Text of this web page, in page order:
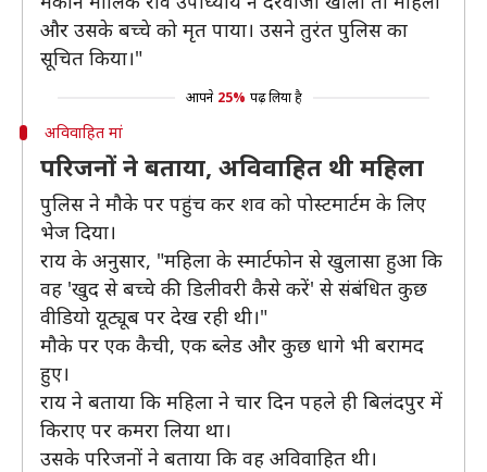
और उसके बच्चे को मृत पाया। उसने तुरंत पुलिस का
सूचित किया।"
आपने 25% पढ़ लिया है
अविवाहित मां
परिजनों ने बताया, अविवाहित थी महिला
पुलिस ने मौके पर पहुंच कर शव को पोस्टमार्टम के लिए
भेज दिया।
राय के अनुसार, "महिला के स्मार्टफोन से खुलासा हुआ कि
वह 'खुद से बच्चे की डिलीवरी कैसे करें' से संबंधित कुछ
वीडियो यूट्यूब पर देख रही थी।"
मौके पर एक कैची, एक ब्लेड और कुछ धागे भी बरामद
हुए।
राय ने बताया कि महिला ने चार दिन पहले ही बिलंदपुर में
किराए पर कमरा लिया था।
उसके परिजनों ने बताया कि वह अविवाहित थी।